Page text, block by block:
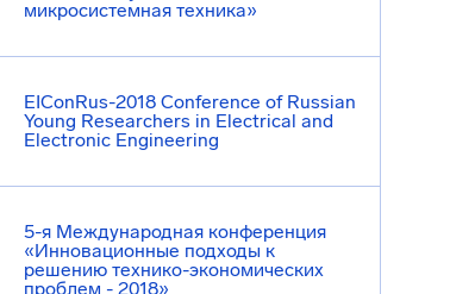
микросистемная техника»
EIConRus-2018 Conference of Russian
Young Researchers in Electrical and
Electronic Engineering
5-я Международная конференция
«Инновационные подходы к
решению технико-экономических
проблем - 2018»